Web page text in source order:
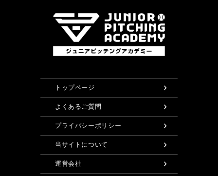
トップページ
よくあるご質問
プライバシーポリシー
当サイトについて
運営会社